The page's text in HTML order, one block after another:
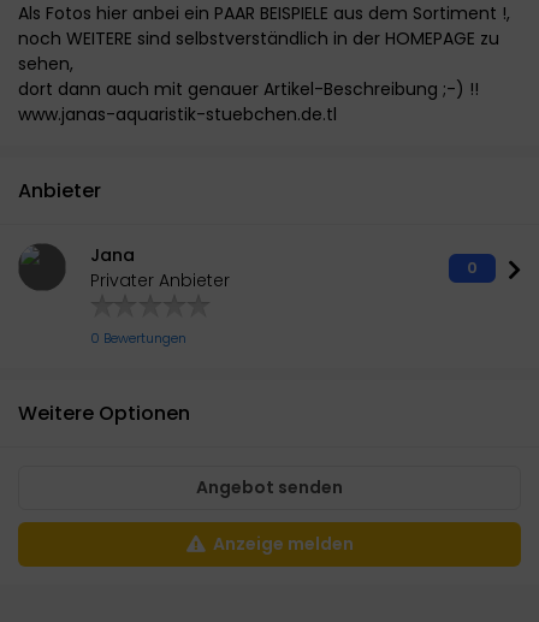
Als Fotos hier anbei ein PAAR BEISPIELE aus dem Sortiment !,
noch WEITERE sind selbstverständlich in der HOMEPAGE zu
sehen,
dort dann auch mit genauer Artikel-Beschreibung ;-) !!
www.janas-aquaristik-stuebchen.de.tl
Anbieter
Jana
Privater Anbieter
0 Bewertungen
0
Weitere Optionen
Angebot senden
Anzeige melden